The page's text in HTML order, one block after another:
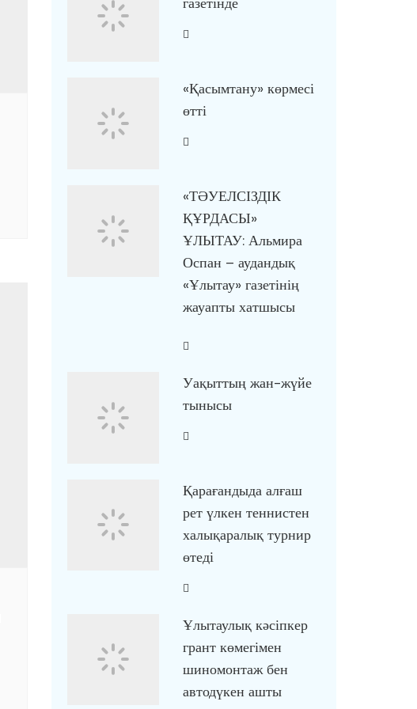
«Қасымтану» көрмесі
өтті
«ТӘУЕЛСІЗДІК
ҚҰРДАСЫ»
ҰЛЫТАУ: Альмира
Оспан – аудандық
«Ұлытау» газетінің
жауапты хатшысы
Уақыттың жан-жүйе
тынысы
Қарағандыда алғаш
рет үлкен теннистен
халықаралық турнир
өтеді
Ұлытаулық кәсіпкер
грант көмегімен
шиномонтаж бен
автодүкен ашты